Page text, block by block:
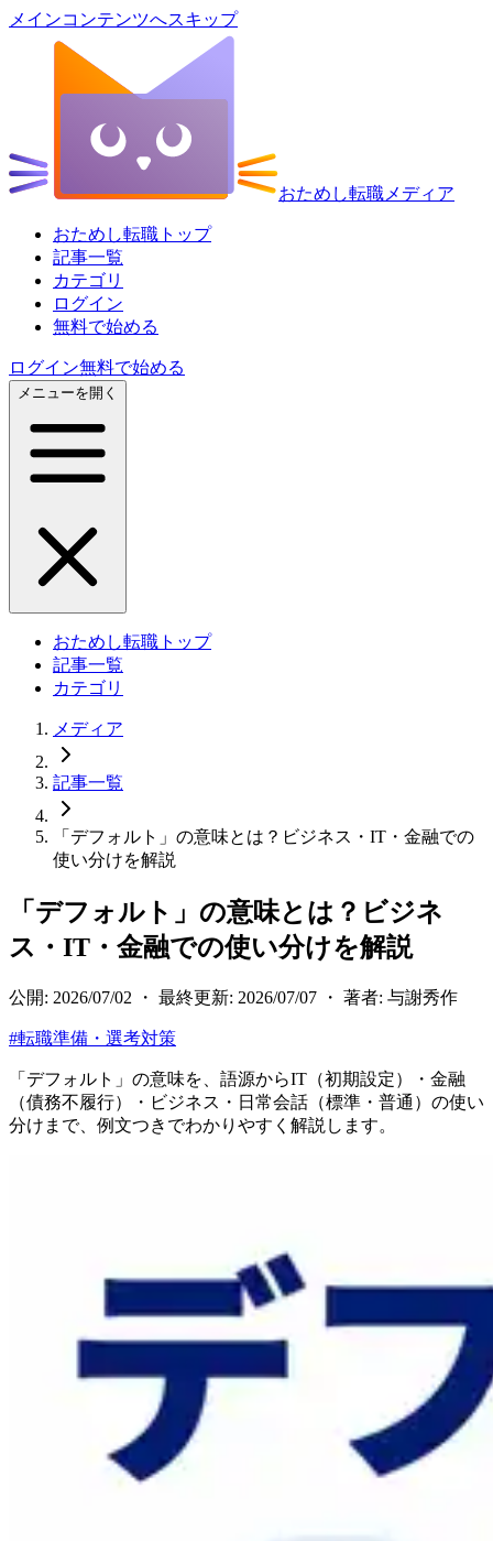
メインコンテンツへスキップ
おためし転職メディア
おためし転職トップ
記事一覧
カテゴリ
ログイン
無料で始める
ログイン無料で始める
メニューを開く
おためし転職トップ
記事一覧
カテゴリ
メディア
記事一覧
「デフォルト」の意味とは？ビジネス・IT・金融での
使い分けを解説
「デフォルト」の意味とは？ビジネ
ス・IT・金融での使い分けを解説
公開: 2026/07/02 ・ 最終更新: 2026/07/07 ・ 著者: 与謝秀作
#転職準備・選考対策
「デフォルト」の意味を、語源からIT（初期設定）・金融
（債務不履行）・ビジネス・日常会話（標準・普通）の使い
分けまで、例文つきでわかりやすく解説します。